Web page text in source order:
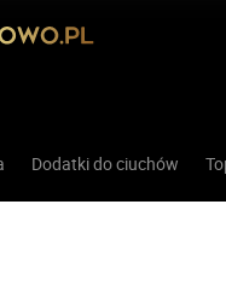
Dodatki do ciuchów